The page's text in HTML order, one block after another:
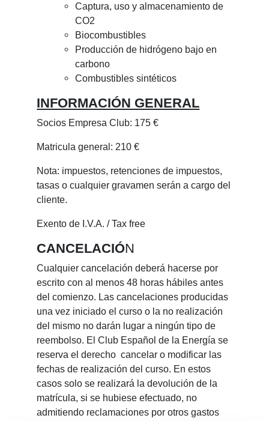
Captura, uso y almacenamiento de
CO2
Biocombustibles
Producción de hidrógeno bajo en
carbono
Combustibles sintéticos
INFORMACIÓN GENERAL
Socios Empresa Club: 175 €
Matricula general: 210 €
Nota: impuestos, retenciones de impuestos,
tasas o cualquier gravamen serán a cargo del
cliente.
Exento de I.V.A. / Tax free
CANCELACIÓN
Cualquier cancelación deberá hacerse por
escrito con al menos 48 horas hábiles antes
del comienzo. Las cancelaciones producidas
una vez iniciado el curso o la no realización
del mismo no darán lugar a ningún tipo de
reembolso. El Club Español de la Energía se
reserva el derecho cancelar o modificar las
fechas de realización del curso. En estos
casos solo se realizará la devolución de la
matrícula, si se hubiese efectuado, no
admitiendo reclamaciones por otros gastos